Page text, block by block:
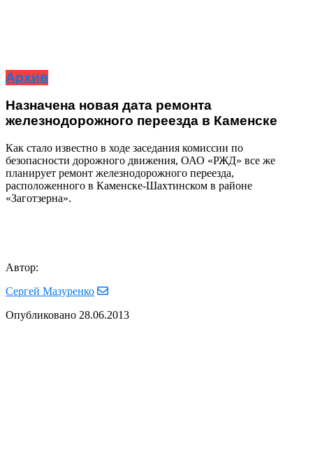
Архив
Назначена новая дата ремонта
железнодорожного переезда в Каменске
Как стало известно в ходе заседания комиссии по
безопасности дорожного движения, ОАО «РЖД» все же
планирует ремонт железнодорожного переезда,
расположенного в Каменске-Шахтинском в районе
«Заготзерна».
Автор:
Сергей Мазуренко
Опубликовано 28.06.2013